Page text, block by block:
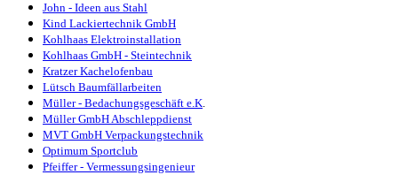
John - Ideen aus Stahl
Kind Lackiertechnik GmbH
Kohlhaas Elektroinstallation
Kohlhaas GmbH - Steintechnik
Kratzer Kachelofenbau
Lütsch Baumfällarbeiten
Müller - Bedachungsgeschäft e.K.
Müller GmbH Abschleppdienst
MVT GmbH Verpackungstechnik
Optimum Sportclub
Pfeiffer - Vermessungsingenieur